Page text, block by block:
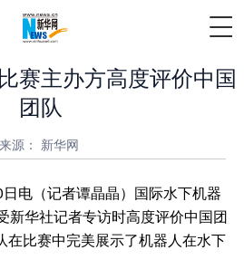
赛主办方高度评价中国
团队
来源： 新华网
（记者谭晶晶）国际水下机器
新华社记者专访时高度评价中国团
在比赛中完美展示了机器人在水下